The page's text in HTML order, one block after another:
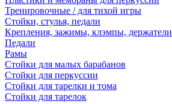
Тренировочные / для тихой игры
Стойки, стулья, педали
Крепления, зажимы, клэмпы, держатели
Педали
Рамы
Стойки для малых барабанов
Стойки для перкуссии
Стойки для тарелки и тома
Стойки для тарелок